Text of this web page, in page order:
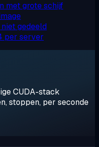
met grote schijf
gedeeld
per server
CUDA-stack
stoppen, per seconde